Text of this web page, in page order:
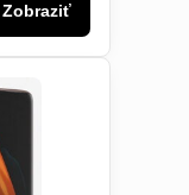
Zobraziť